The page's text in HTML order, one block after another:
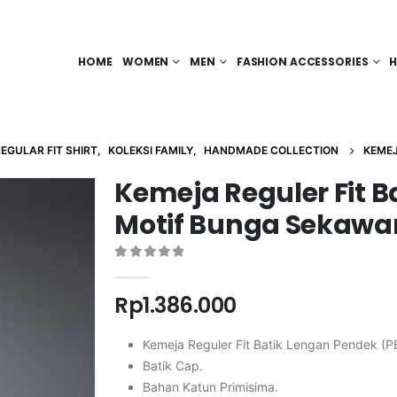
HOME WOMEN MEN FASHION ACCESSORIES
FIT SHIRT, KOLEKSI FAMILY, HANDMADE COLLECTION
Kemeja Reguler Fit
Motif Bunga
Rp1.386.000
Kemeja Reguler Fit Batik Lengan Pendek
Batik Cap.
Bahan Katun Primisima.